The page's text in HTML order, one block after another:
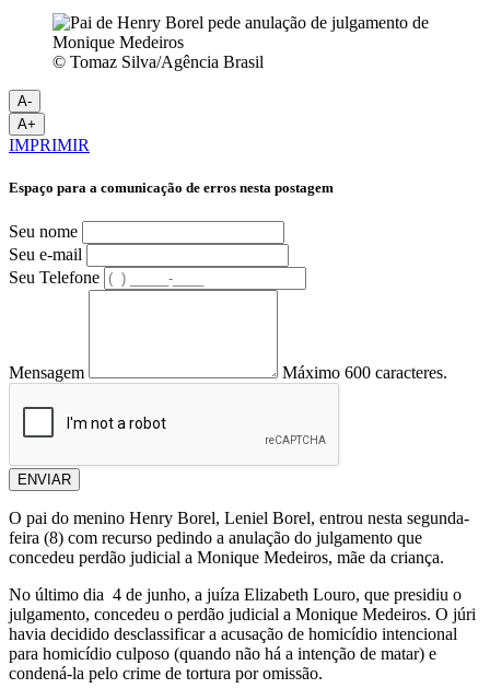
© Tomaz Silva/Agência Brasil
A-
A+
IMPRIMIR
Espaço para a comunicação de erros nesta postagem
Seu nome
Seu e-mail
Seu Telefone
Mensagem Máximo 600 caracteres.
ENVIAR
O pai do menino Henry Borel, Leniel Borel, entrou nesta segunda-
feira (8) com recurso pedindo a anulação do julgamento que
concedeu perdão judicial a Monique Medeiros, mãe da criança.
No último dia 4 de junho, a juíza Elizabeth Louro, que presidiu o
julgamento, concedeu o perdão judicial a Monique Medeiros. O júri
havia decidido desclassificar a acusação de homicídio intencional
para homicídio culposo (quando não há a intenção de matar) e
condená-la pelo crime de tortura por omissão.